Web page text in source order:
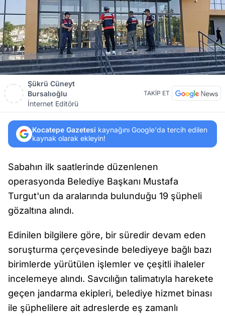
Şükrü Cüneyt
Bursalıoğlu
İnternet Editörü
TAKİP ET
Kocatepe Gazetesi kaynağını Google'da tercih edilen
kaynak olarak ekleyin!
Sabahın ilk saatlerinde düzenlenen
operasyonda Belediye Başkanı Mustafa
Turgut'un da aralarında bulunduğu 19 şüpheli
gözaltına alındı.
Edinilen bilgilere göre, bir süredir devam eden
soruşturma çerçevesinde belediyeye bağlı bazı
birimlerde yürütülen işlemler ve çeşitli ihaleler
incelemeye alındı. Savcılığın talimatıyla harekete
geçen jandarma ekipleri, belediye hizmet binası
ile şüphelilere ait adreslerde eş zamanlı